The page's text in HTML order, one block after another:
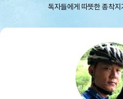
독자들에게 따뜻한 종착지